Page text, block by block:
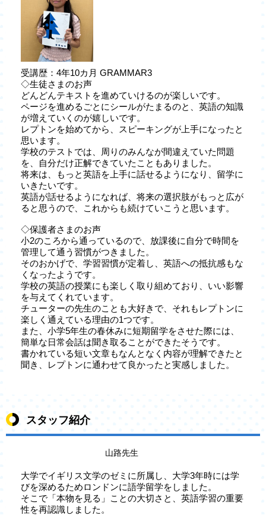
受講歴：4年10カ月 GRAMMAR3
◇生徒さまのお声
どんどんテキストを進めていけるのが楽しいです。
ページを進めるごとにシールがたまるのと、英語の知識
が増えていくのが嬉しいです。
レプトンを始めてから、スピーキングが上手になったと
思います。
学校のテストでは、周りのみんなが間違えていた問題
を、自分だけ正解できていたこともありました。
将来は、もっと英語を上手に話せるようになり、留学に
いきたいです。
英語が話せるようになれば、将来の選択肢がもっと広が
ると思うので、これからも続けていこうと思います。
◇保護者さまのお声
小2のころから通っているので、放課後に自分で時間を
管理して通う習慣がつきました。
そのおかげで、学習習慣が定着し、英語への抵抗感もな
くなったようです。
学校の英語の授業にも楽しく取り組めており、いい影響
を与えてくれています。
チューターの先生のことも大好きで、それもレプトンに
楽しく通えている理由の1つです。
また、小学5年生の春休みに短期留学をさせた際には、
簡単な日常会話は聞き取ることができたそうです。
書かれている短い文章もなんとなく内容が理解できたと
聞き、レプトンに通わせて良かったと実感しました。
スタッフ紹介
山路先生
大学でイギリス文学のゼミに所属し、大学3年時には学
びを深めるためロンドンに語学留学をしました。
そこで「本物を見る」ことの大切さと、英語学習の重要
性を再認識しました。